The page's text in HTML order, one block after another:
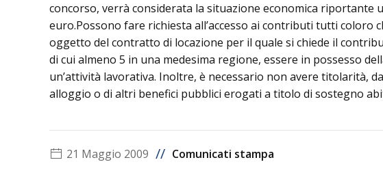
concorso, verrà considerata la situazione economica riportante
euro.Possono fare richiesta all’accesso ai contributi tutti coloro
oggetto del contratto di locazione per il quale si chiede il
di cui almeno 5 in una medesima regione, essere in possesso
un’attività lavorativa. Inoltre, è necessario non avere titolarità,
alloggio o di altri benefici pubblici erogati a titolo di sostegno
21 Maggio 2009 // Comunicati stampa